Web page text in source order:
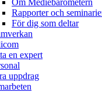
Om Mediebarometern
Rapporter och
För dig som deltar
en expert
uppdrag